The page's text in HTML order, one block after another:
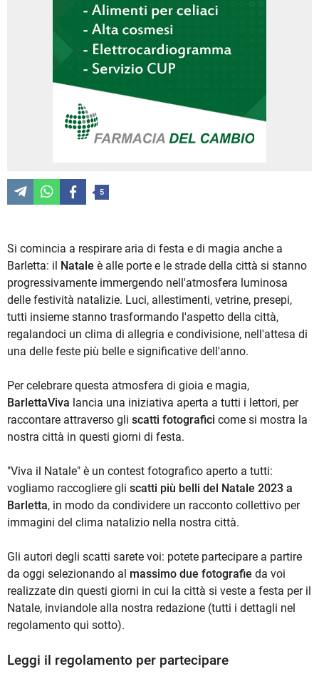
5
Si comincia a respirare aria di festa e di magia anche a
Barletta: il Natale è alle porte e le strade della città si stanno
progressivamente immergendo nell'atmosfera luminosa
delle festività natalizie. Luci, allestimenti, vetrine, presepi,
tutti insieme stanno trasformando l'aspetto della città,
regalandoci un clima di allegria e condivisione, nell'attesa di
una delle feste più belle e significative dell'anno.
Per celebrare questa atmosfera di gioia e magia,
BarlettaViva lancia una iniziativa aperta a tutti i lettori, per
raccontare attraverso gli scatti fotografici come si mostra la
nostra città in questi giorni di festa.
"Viva il Natale" è un contest fotografico aperto a tutti:
vogliamo raccogliere gli scatti più belli del Natale 2023 a
Barletta, in modo da condividere un racconto collettivo per
immagini del clima natalizio nella nostra città.
Gli autori degli scatti sarete voi: potete partecipare a partire
da oggi selezionando al massimo due fotografie da voi
realizzate din questi giorni in cui la città si veste a festa per il
Natale, inviandole alla nostra redazione (tutti i dettagli nel
regolamento qui sotto).
Leggi il regolamento per partecipare